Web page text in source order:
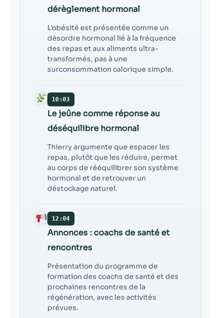
dérèglement hormonal
L’obésité est présentée comme un
désordre hormonal lié à la fréquence
des repas et aux aliments ultra-
transformés, pas à une
surconsommation calorique simple.
10:03
Le jeûne comme réponse au
déséquilibre hormonal
Thierry argumente que espacer les
repas, plutôt que les réduire, permet
au corps de rééquilibrer son système
hormonal et de retrouver un
déstockage naturel.
12:04
Annonces : coachs de santé et
rencontres
Présentation du programme de
formation des coachs de santé et des
prochaines rencontres de la
régénération, avec les activités
prévues.